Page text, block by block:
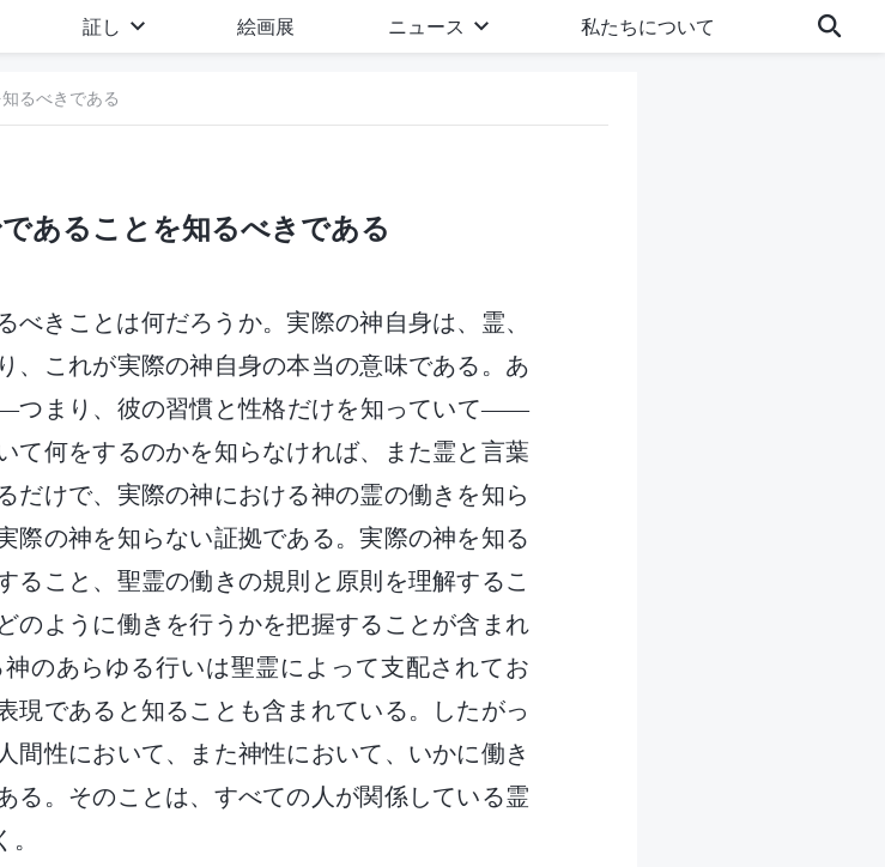
証し 絵画展 ニュース 私たちについて
るべきである
あることを知るべきである
べきことは何だろうか。実際の神自身は、霊、
、これが実際の神自身の本当の意味である。あ
つまり、彼の習慣と性格だけを知っていて――
て何をするのかを知らなければ、また霊と言葉
だけで、実際の神における神の霊の働きを知ら
際の神を知らない証拠である。実際の神を知る
ること、聖霊の働きの規則と原則を理解するこ
のように働きを行うかを把握することが含まれ
のあらゆる行いは聖霊によって支配されてお
現であると知ることも含まれている。したがっ
間性において、また神性において、いかに働き
る。そのことは、すべての人が関係している霊